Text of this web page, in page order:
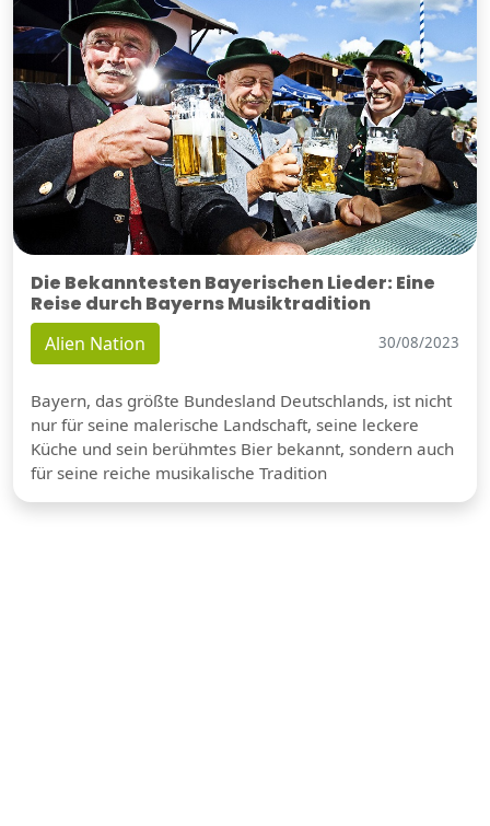
Die Bekanntesten Bayerischen Lieder: Eine
Reise durch Bayerns Musiktradition
Alien Nation 30/08/2023
Bayern, das größte Bundesland Deutschlands, ist nicht
nur für seine malerische Landschaft, seine leckere
Küche und sein berühmtes Bier bekannt, sondern auch
für seine reiche musikalische Tradition